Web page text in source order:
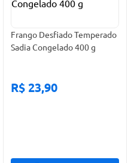
Frango Desfiado Temperado
Sadia Congelado 400 g
R$ 23,90